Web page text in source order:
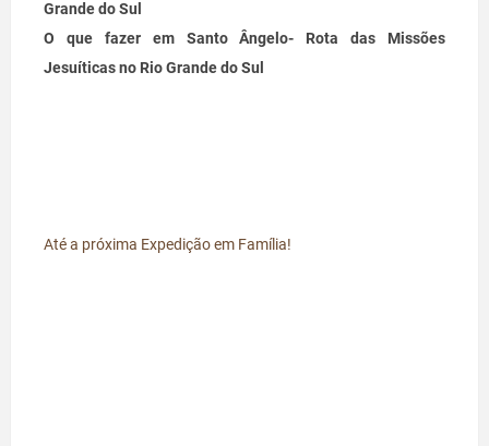
Grande do Sul
O que fazer em Santo Ângelo- Rota das Missões
Jesuíticas no Rio Grande do Sul
Até a próxima Expedição em Família!